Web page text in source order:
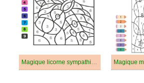
Magique licorne sympathique